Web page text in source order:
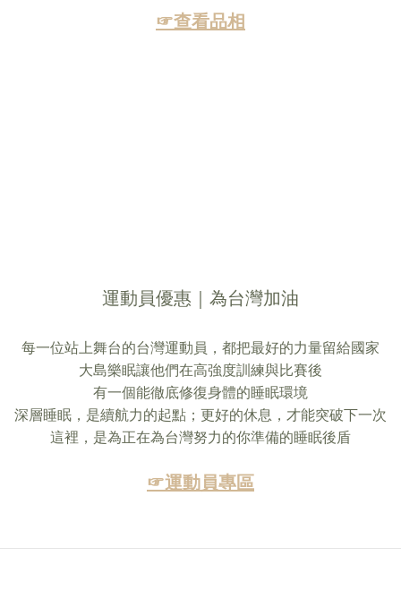
☞查看品相
運動員優惠｜為台灣加油
每一位站上舞台的台灣運動員，都把最好的力量留給國家
大島樂眠讓他們在高強度訓練與比賽後
有一個能徹底修復身體的睡眠環境
深層睡眠，是續航力的起點；更好的休息，才能突破下一次
這裡，是為正在為台灣努力的你準備的睡眠後盾
☞運動員專區